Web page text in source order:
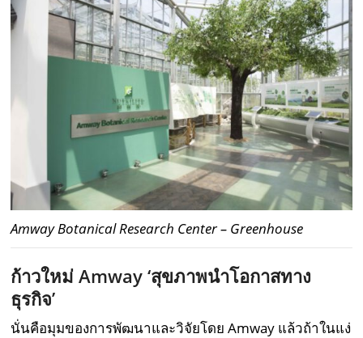
Amway Botanical Research Center – Greenhouse
ก้าวใหม่Amway ‘สุขภาพนำโอกาสทาง
ธุรกิจ’
นั่นคือมุมของการพัฒนาและวิจัยโดย Amway แล้วถ้าในแง่